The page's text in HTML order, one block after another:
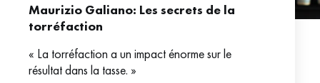
Maurizio Galiano: Les secrets de la
torréfaction
« La torréfaction a un impact énorme sur le
résultat dans la tasse. »